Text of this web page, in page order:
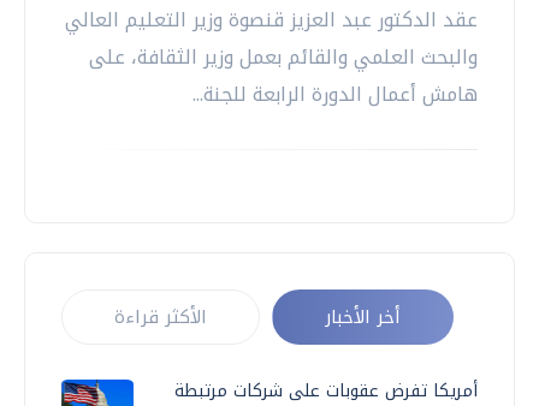
عقد الدكتور عبد العزيز قنصوة وزير التعليم العالي
والبحث العلمي والقائم بعمل وزير الثقافة، على
هامش أعمال الدورة الرابعة للجنة...
أخر الأخبار الأكثر قراءة
أمريكا تفرض عقوبات على شركات مرتبطة